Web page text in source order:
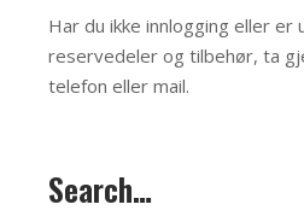
Har du ikke innlogging eller er
reservedeler og tilbehør, ta
telefon eller mail.
Search…